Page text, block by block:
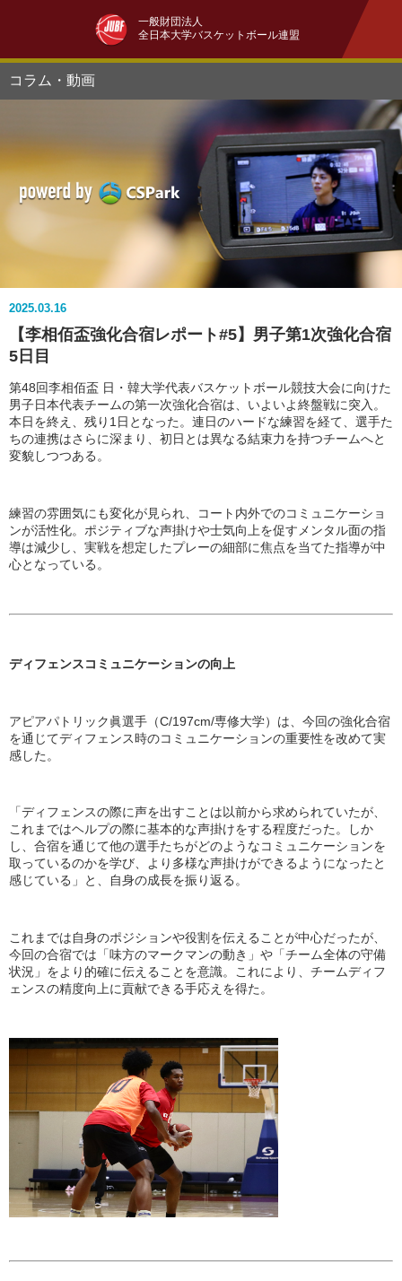
一般財団法人
全日本大学バスケットボール連盟
コラム・動画
2025.03.16
【李相佰盃強化合宿レポート#5】男子第1次強化合宿
5日目
第48回李相佰盃 日・韓大学代表バスケットボール競技大会に向けた
男子日本代表チームの第一次強化合宿は、いよいよ終盤戦に突入。
本日を終え、残り1日となった。連日のハードな練習を経て、選手た
ちの連携はさらに深まり、初日とは異なる結束力を持つチームへと
変貌しつつある。
練習の雰囲気にも変化が見られ、コート内外でのコミュニケーショ
ンが活性化。ポジティブな声掛けや士気向上を促すメンタル面の指
導は減少し、実戦を想定したプレーの細部に焦点を当てた指導が中
心となっている。
ディフェンスコミュニケーションの向上
アピアパトリック眞選手（C/197cm/専修大学）は、今回の強化合宿
を通じてディフェンス時のコミュニケーションの重要性を改めて実
感した。
「ディフェンスの際に声を出すことは以前から求められていたが、
これまではヘルプの際に基本的な声掛けをする程度だった。しか
し、合宿を通じて他の選手たちがどのようなコミュニケーションを
取っているのかを学び、より多様な声掛けができるようになったと
感じている」と、自身の成長を振り返る。
これまでは自身のポジションや役割を伝えることが中心だったが、
今回の合宿では「味方のマークマンの動き」や「チーム全体の守備
状況」をより的確に伝えることを意識。これにより、チームディフ
ェンスの精度向上に貢献できる手応えを得た。